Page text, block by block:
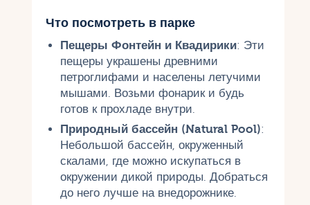
Что посмотреть в парке
Пещеры Фонтейн и Квадирики: Эти
пещеры украшены древними
петроглифами и населены летучими
мышами. Возьми фонарик и будь
готов к прохладе внутри.
Природный бассейн (Natural Pool):
Небольшой бассейн, окруженный
скалами, где можно искупаться в
окружении дикой природы. Добраться
до него лучше на внедорожнике.